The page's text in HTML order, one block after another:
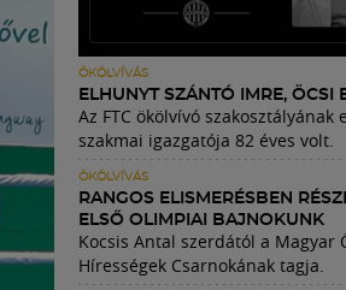
ÖKÖLVÍVÁS
ELHUNYT SZÁNTÓ IMRE, ÖCSI
Az FTC ökölvívó szakosztályának
szakmai igazgatója 82 éves volt.
ÖKÖLVÍVÁS
RANGOS ELISMERÉSBEN
ELSŐ OLIMPIAI BAJNOKUNK
Kocsis Antal szerdától a Magyar
Hírességek Csarnokának tagja.